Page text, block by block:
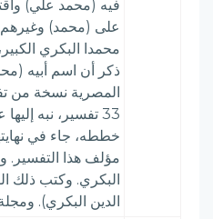
فيه (محمد علي)
على (محمد)
محمدا البكري
ذكر أن اسم أبيه
المصرية نسخة من
33 تفسير، نبه
خططه، جاء في
مؤلف هذا التفسير.
البكري. وكتب ذلك
الدين البكري). ومجلة